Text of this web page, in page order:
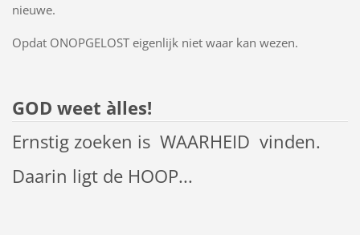
nieuwe.
Opdat ONOPGELOST eigenlijk niet waar kan wezen.
GOD weet àlles!
Ernstig zoeken is WAARHEID vinden.
Daarin ligt de HOOP...